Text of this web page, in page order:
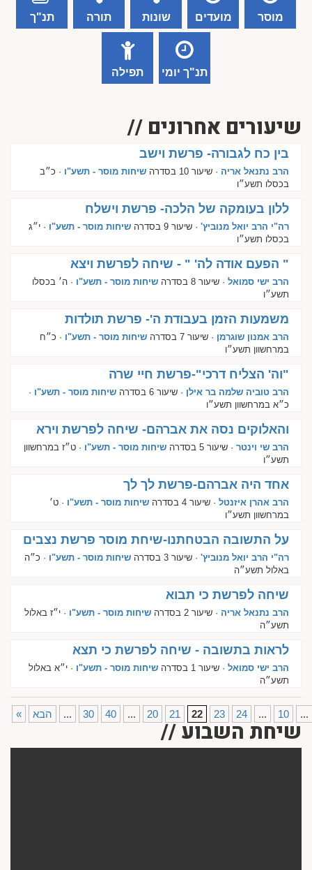
מוסר מועדים שונות תורה תנ"ך
תנ"ך יומי תפילה
שיעורים אחרונים //
בין כח לגבורה- פרשת וישב
הרב נתנאל אריה· שיעור 10 בסדרה שיחות מוסר - תשע"ו· כ״ב
בכסלו תשע״ו
ללון בעומקה של הלכה- פרשת וישלח
רה"י הרב יואל מנוביץ'· שיעור 9 בסדרה שיחות מוסר - תשע"ו· י״ג
בכסלו תשע״ו
" הפעם אודה לה' " - שיחה לפרשת ויצא
הרב ישי סמואל· שיעור 8 בסדרה שיחות מוסר - תשע"ו· ה׳ בכסלו
תשע״ו
משמעות הזמן בעבודת ה'- פרשת תולדות
הרב אמנון שוגרמן· שיעור 7 בסדרה שיחות מוסר - תשע"ו· כ״ח
במרחשוון תשע״ו
"וה' הצליח דרכי"-פרשת חיי שרה
הרב טוביה שלמה בר אילן· שיעור 6 בסדרה שיחות מוסר - תשע"ו·
כ״א במרחשוון תשע״ו
והאלוקים נסה את אברהם- שיחה לפרשת וירא
הרב שי וינטר· שיעור 5 בסדרה שיחות מוסר - תשע"ו· ט״ז במרחשוון
תשע״ו
אחד היה אברהם-פרשת לך לך
הרב אהרן איזנטל· שיעור 4 בסדרה שיחות מוסר - תשע"ו· ט׳
במרחשוון תשע״ו
על התשובה הבטחתנו-שיחת מוסר פרשת נצבים
רה"י הרב יואל מנוביץ'· שיעור 3 בסדרה שיחות מוסר - תשע"ו· כ״ה
באלול תשע״ה
שיחה לפרשת כי תבוא
הרב נתנאל אריה· שיעור 2 בסדרה שיחות מוסר - תשע"ו· י״ז באלול
תשע״ה
לראות בתשובה - שיחה לפרשת כי תצא
הרב ישי סמואל· שיעור 1 בסדרה שיחות מוסר - תשע"ו· י״א באלול
תשע״ה
10
20 22 23 24
30 40 הבא
שיחת השבוע //